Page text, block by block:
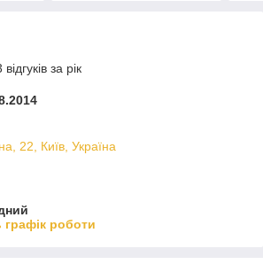
за рік
22, Київ, Україна
графік роботи